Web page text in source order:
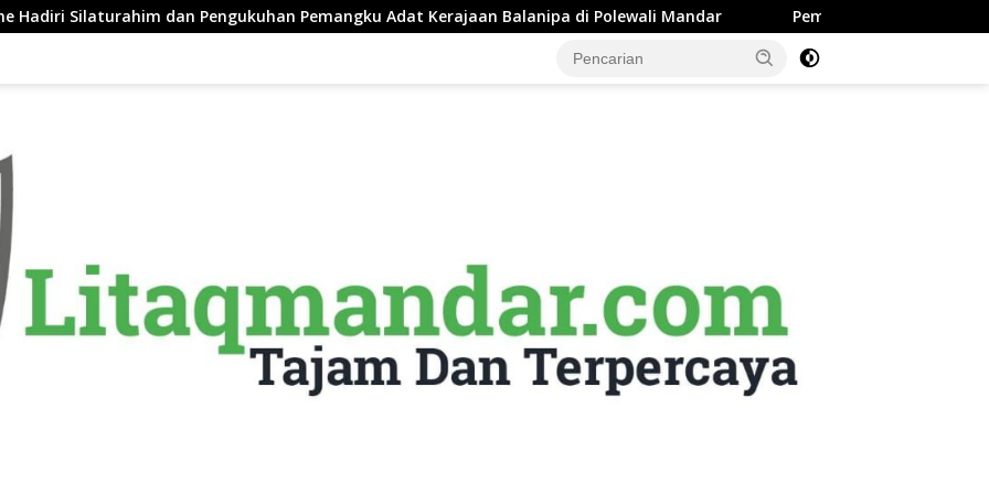
dan Pengukuhan Pemangku Adat Kerajaan Balanipa di Polewali Mandar Pemkab Majene Terapkan Sistem Payroll